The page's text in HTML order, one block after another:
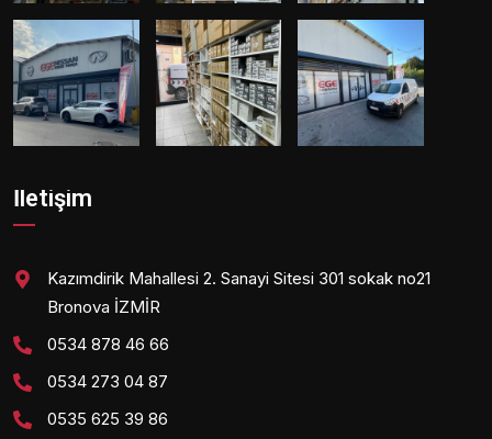
İletişim
Kazımdirik Mahallesi 2. Sanayi Sitesi 301 sokak no21
Bronova İZMİR
0534 878 46 66
0534 273 04 87
0535 625 39 86